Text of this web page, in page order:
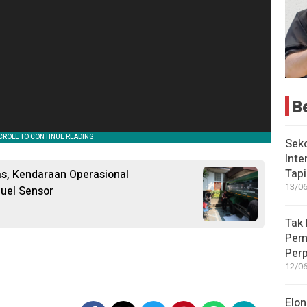
Kendaraan Operasional
Sensor
13/
Tak
12/